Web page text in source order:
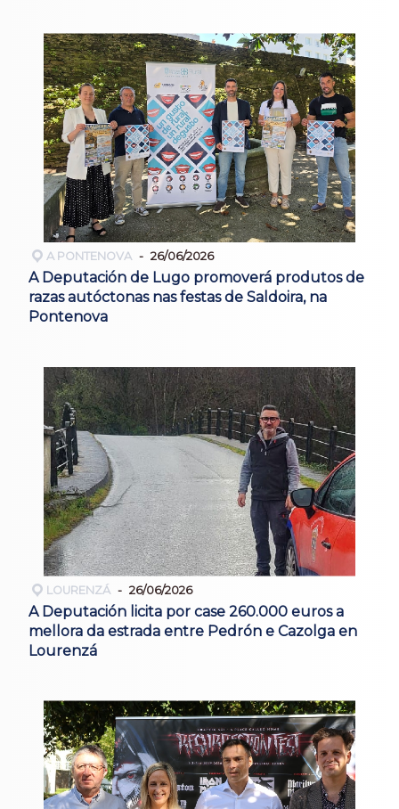
A PONTENOVA 26/06/2026
A Deputación de Lugo promoverá produtos de
razas autóctonas nas festas de Saldoira, na
Pontenova
LOURENZÁ 26/06/2026
A Deputación licita por case 260.000 euros a
mellora da estrada entre Pedrón e Cazolga en
Lourenzá